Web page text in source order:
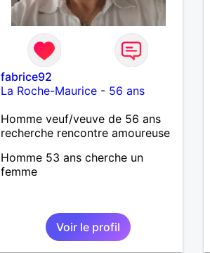
fabrice92
La Roche-Maurice- 56 ans
Homme veuf/veuve de 56 ans
recherche rencontre amoureuse
Homme 53 ans cherche un
femme
Voir le profil